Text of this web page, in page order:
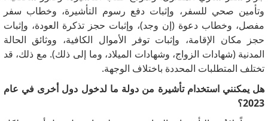
وتأمين صحي للسفر، وإثبات دفع رسوم التأشيرة، وخطاب سفر
مفصل، وخطاب دعوة (إن وجد)، وإثبات حجز تذكرة العودة، وإثبات
حجز مكان الإقامة، وإثبات توفر الأموال الكافية، ووثائق الحالة
المدنية (شهادات الزواج، وشهادات الميلاد، وما إلى ذلك). مع ذلك، قد
تختلف المتطلبات المحددة باختلاف الوجهة.
هل يمكنني استخدام تأشيرة من دولة ما لدخول دول أخرى في عام
2023؟